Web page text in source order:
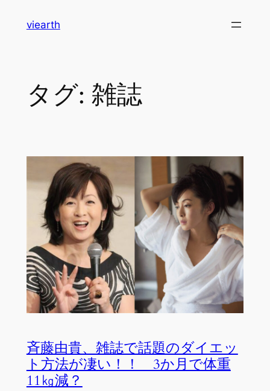
viearth
タグ: 雑誌
斉藤由貴、雑誌で話題のダイエッ
ト方法が凄い！！ 3か月で体重
11㎏減？